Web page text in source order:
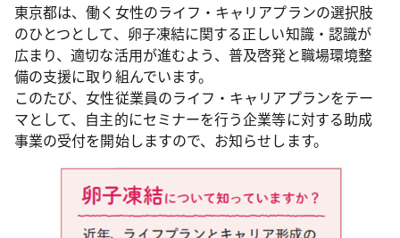
東京都は、働く女性のライフ・キャリアプランの選択肢
のひとつとして、卵子凍結に関する正しい知識・認識が
広まり、適切な活用が進むよう、普及啓発と職場環境整
備の支援に取り組んでいます。
このたび、女性従業員のライフ・キャリアプランをテー
マとして、自主的にセミナーを行う企業等に対する助成
事業の受付を開始しますので、お知らせします。